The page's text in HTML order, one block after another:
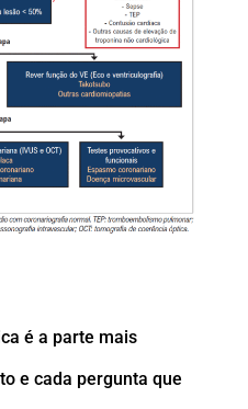
é a parte mais
e cada pergunta que